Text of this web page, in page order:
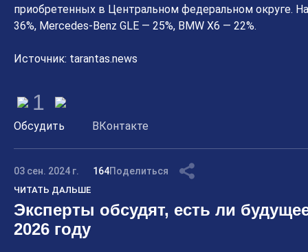
приобретенных в Центральном федеральном округе.
36%, Mercedes-Benz GLE — 25%, BMW X6 — 22%.
Источник: tarantas.news
1
Обсудить ВКонтакте
03 сен. 2024 г. 164Поделиться
ЧИТАТЬ ДАЛЬШЕ
Эксперты обсудят, есть ли
2026 году